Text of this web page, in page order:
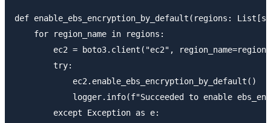
def enable_ebs_encryption_by_default(regions:
    for region_name in regions:
ec2 = boto3.client("ec2",
        try:
            ec2.enable_ebs_encryption_by_default()
logger.info(f"Succeeded to enable
        except Exception as e: